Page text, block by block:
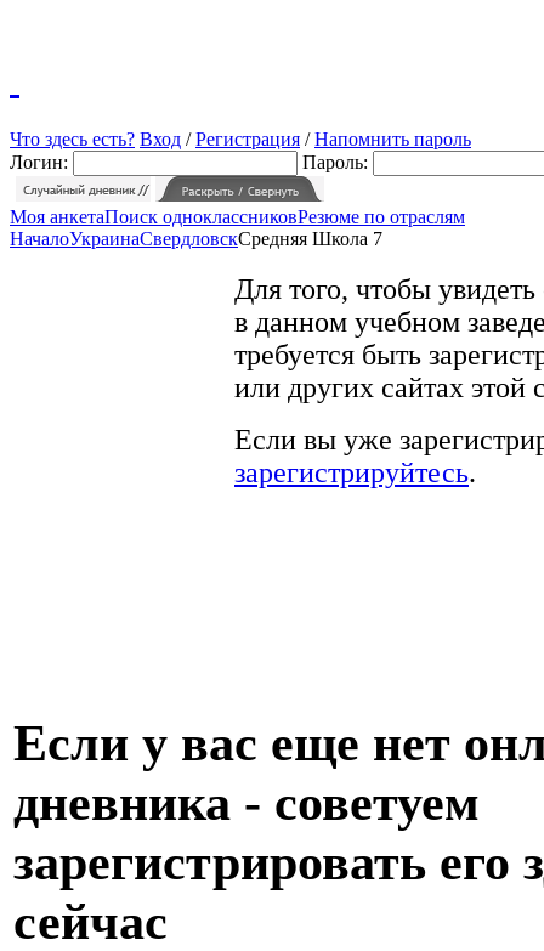
Что здесь есть? Вход /Регистрация /Напомнить пароль
Логин:
Пароль:
Моя анкетаПоиск одноклассниковРезюме по отраслям
НачалоУкраинаСвердловскСредняя Школа 7
Для того, чтобы
в данном учебном
требуется быть
или других сайтах этой
Если вы уже
зарегистрируйтесь.
Если у вас еще нет
дневника - советуем
зарегистрировать его
сейчас